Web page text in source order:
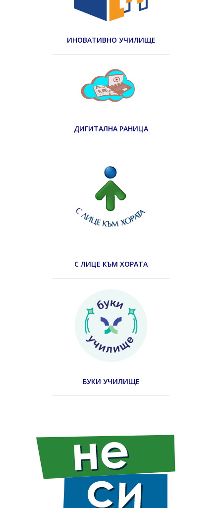
ИНОВАТИВНО УЧИЛИЩЕ
ДИГИТАЛНА РАНИЦА
С ЛИЦЕ КЪМ ХОРАТА
БУКИ УЧИЛИЩЕ